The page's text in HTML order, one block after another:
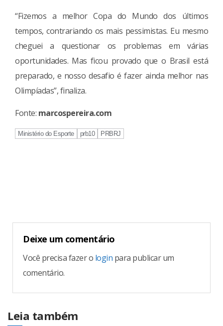
“Fizemos a melhor Copa do Mundo dos últimos
tempos, contrariando os mais pessimistas. Eu mesmo
cheguei a questionar os problemas em várias
oportunidades. Mas ficou provado que o Brasil está
preparado, e nosso desafio é fazer ainda melhor nas
Olimpíadas”, finaliza.
Fonte: marcospereira.com
Ministério do Esporte prb10 PRBRJ
Deixe um comentário
Você precisa fazer o login para publicar um
comentário.
Leia também